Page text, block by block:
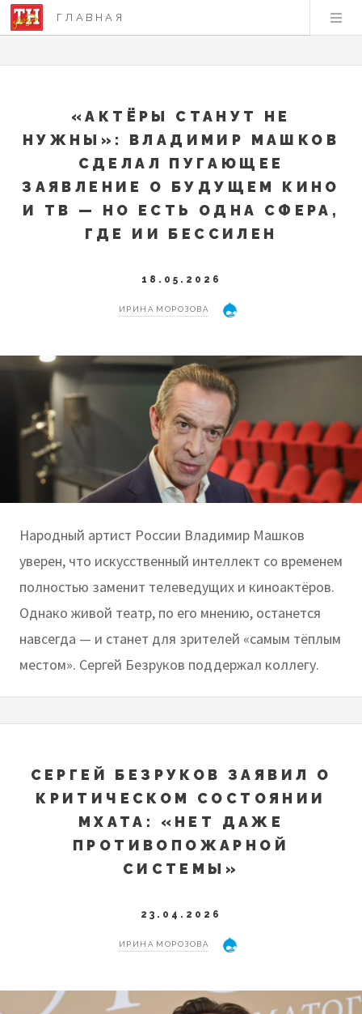
ГЛАВНАЯ
«АКТЁРЫ СТАНУТ НЕ
НУЖНЫ»: ВЛАДИМИР МАШКОВ
СДЕЛАЛ ПУГАЮЩЕЕ
ЗАЯВЛЕНИЕ О БУДУЩЕМ КИНО
И ТВ — НО ЕСТЬ ОДНА СФЕРА,
ГДЕ ИИ БЕССИЛЕН
18.05.2026
ИРИНА МОРОЗОВА
Народный артист России Владимир Машков
уверен, что искусственный интеллект со временем
полностью заменит телеведущих и киноактёров.
Однако живой театр, по его мнению, останется
навсегда — и станет для зрителей «самым тёплым
местом». Сергей Безруков поддержал коллегу.
СЕРГЕЙ БЕЗРУКОВ ЗАЯВИЛ О
КРИТИЧЕСКОМ СОСТОЯНИИ
МХАТА: «НЕТ ДАЖЕ
ПРОТИВОПОЖАРНОЙ
СИСТЕМЫ»
23.04.2026
ИРИНА МОРОЗОВА